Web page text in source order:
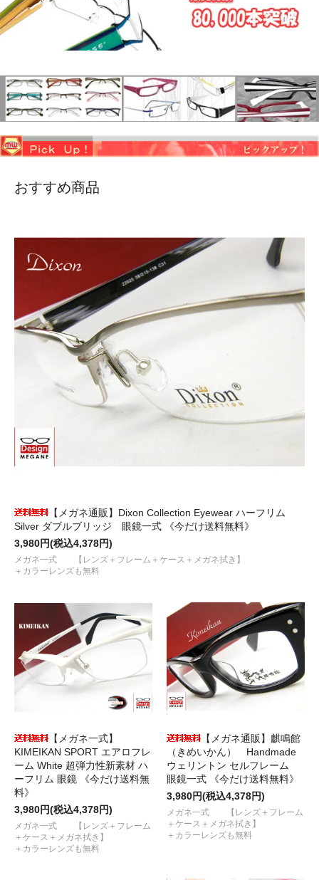
おすすめ商品
【メガネ通販】Dixon Collection Eyewear ハーフリム
Silver ダブルブリッジ 眼鏡一式 《今だけ送料無料》
3,980円(税込4,378円)
メガネ一式 【レンズ＋フレーム＋ケース＋メガネ拭き】
＋カラーレンズも無料
【メガネ一式】
KIMEIKAN SPORT エアロフレ
ーム White 超弾力性新素材 ハ
ーフリム 眼鏡 《今だけ送料無
料》
3,980円(税込4,378円)
メガネ一式 【レンズ＋フレーム
＋ケース＋メガネ拭き】
＋カラーレンズも無料
【メガネ通販】麒鳴館
（きめいかん） Handmade
ウェリントン セルフレーム
眼鏡一式 《今だけ送料無料》
3,980円(税込4,378円)
メガネ一式 【レンズ＋フレーム
＋ケース＋メガネ拭き】
＋カラーレンズも無料